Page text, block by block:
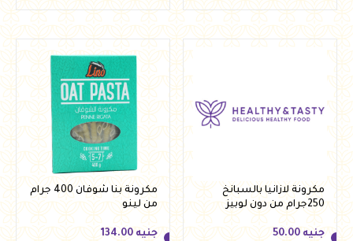
مكرونة لازانيا بالسبانخ
250جرام من دون لوبيز
جنيه 50.00
مكرونة بنا شوفان 400 جرام
من لينو
جنيه 134.00